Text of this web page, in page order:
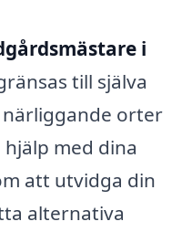
i
till själva
orter
med dina
att utvidga din
alternativa